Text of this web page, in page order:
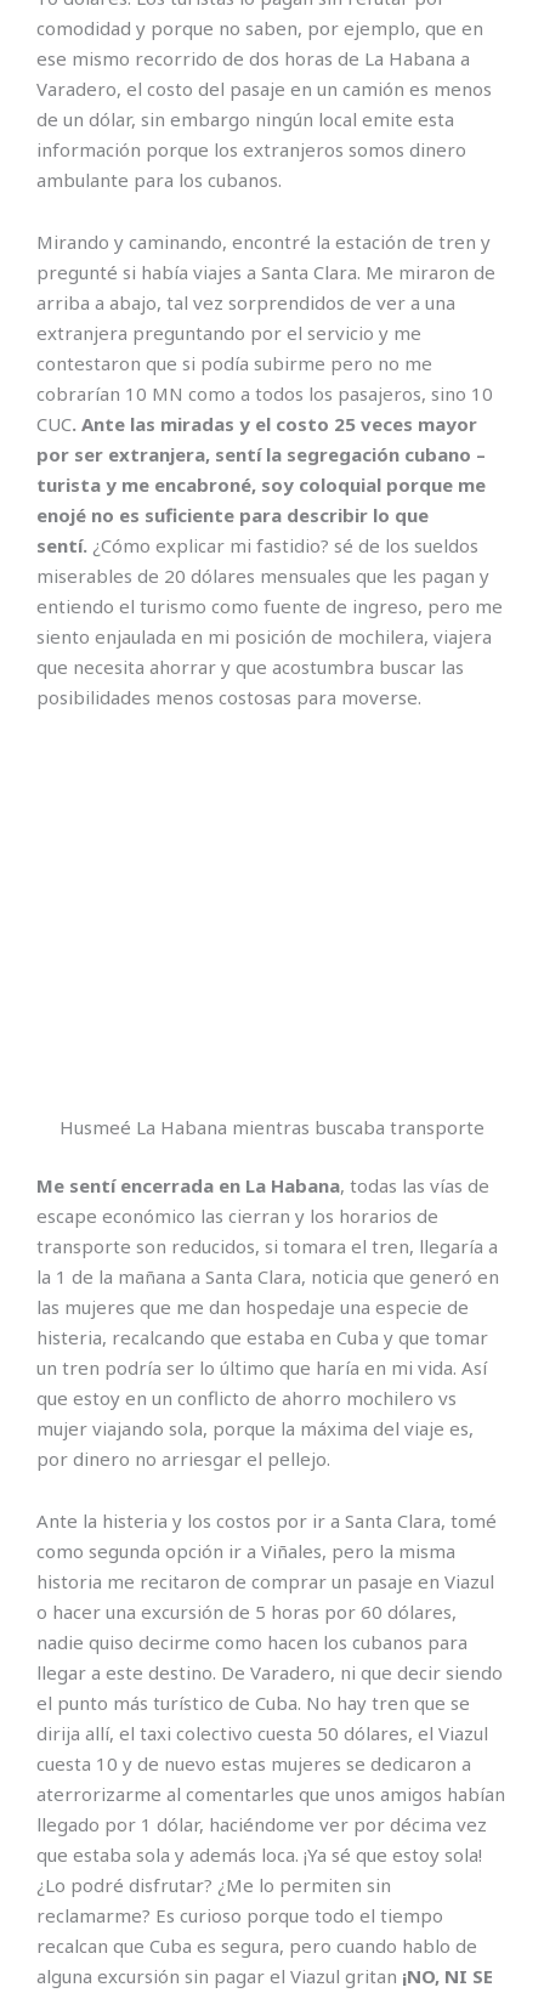
comodidad y porque no saben, por ejemplo, que en
ese mismo recorrido de dos horas de La Habana a
Varadero, el costo del pasaje en un camión es menos
de un dólar, sin embargo ningún local emite esta
información porque los extranjeros somos dinero
ambulante para los cubanos.
Mirando y caminando, encontré la estación de tren y
pregunté si había viajes a Santa Clara. Me miraron de
arriba a abajo, tal vez sorprendidos de ver a una
extranjera preguntando por el servicio y me
contestaron que si podía subirme pero no me
cobrarían 10 MN como a todos los pasajeros, sino 10
CUC. Ante las miradas y el costo 25 veces mayor
por ser extranjera, sentí la segregación cubano –
turista y me encabroné, soy coloquial porque me
enojé no es suficiente para describir lo que
sentí. ¿Cómo explicar mi fastidio? sé de los sueldos
miserables de 20 dólares mensuales que les pagan y
entiendo el turismo como fuente de ingreso, pero me
siento enjaulada en mi posición de mochilera, viajera
que necesita ahorrar y que acostumbra buscar las
posibilidades menos costosas para moverse.
Husmeé La Habana mientras buscaba transporte
Me sentí encerrada en La Habana, todas las vías de
escape económico las cierran y los horarios de
transporte son reducidos, si tomara el tren, llegaría a
la 1 de la mañana a Santa Clara, noticia que generó en
las mujeres que me dan hospedaje una especie de
histeria, recalcando que estaba en Cuba y que tomar
un tren podría ser lo último que haría en mi vida. Así
que estoy en un conflicto de ahorro mochilero vs
mujer viajando sola, porque la máxima del viaje es,
por dinero no arriesgar el pellejo.
Ante la histeria y los costos por ir a Santa Clara, tomé
como segunda opción ir a Viñales, pero la misma
historia me recitaron de comprar un pasaje en Viazul
o hacer una excursión de 5 horas por 60 dólares,
nadie quiso decirme como hacen los cubanos para
llegar a este destino. De Varadero, ni que decir siendo
el punto más turístico de Cuba. No hay tren que se
dirija allí, el taxi colectivo cuesta 50 dólares, el Viazul
cuesta 10 y de nuevo estas mujeres se dedicaron a
aterrorizarme al comentarles que unos amigos habían
llegado por 1 dólar, haciéndome ver por décima vez
que estaba sola y además loca. ¡Ya sé que estoy sola!
¿Lo podré disfrutar? ¿Me lo permiten sin
reclamarme? Es curioso porque todo el tiempo
recalcan que Cuba es segura, pero cuando hablo de
alguna excursión sin pagar el Viazul gritan ¡NO, NI SE